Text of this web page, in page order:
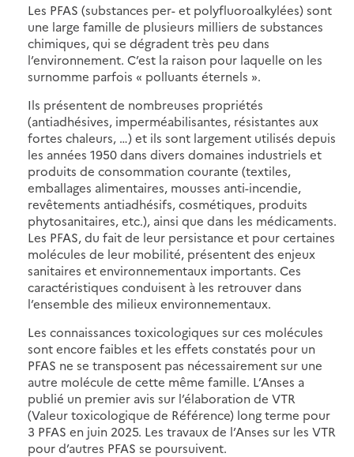
Les PFAS (substances per- et polyfluoroalkylées) sont
une large famille de plusieurs milliers de substances
chimiques, qui se dégradent très peu dans
l’environnement. C’est la raison pour laquelle on les
surnomme parfois « polluants éternels ».
Ils présentent de nombreuses propriétés
(antiadhésives, imperméabilisantes, résistantes aux
fortes chaleurs, …) et ils sont largement utilisés depuis
les années 1950 dans divers domaines industriels et
produits de consommation courante (textiles,
emballages alimentaires, mousses anti-incendie,
revêtements antiadhésifs, cosmétiques, produits
phytosanitaires, etc.), ainsi que dans les médicaments.
Les PFAS, du fait de leur persistance et pour certaines
molécules de leur mobilité, présentent des enjeux
sanitaires et environnementaux importants. Ces
caractéristiques conduisent à les retrouver dans
l’ensemble des milieux environnementaux.
Les connaissances toxicologiques sur ces molécules
sont encore faibles et les effets constatés pour un
PFAS ne se transposent pas nécessairement sur une
autre molécule de cette même famille. L’Anses a
publié un premier avis sur l’élaboration de VTR
(Valeur toxicologique de Référence) long terme pour
3 PFAS en juin 2025. Les travaux de l’Anses sur les VTR
pour d’autres PFAS se poursuivent.